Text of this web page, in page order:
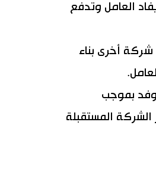
العامل وتدفع
شركة أخرى بناء
بموجب
المستقبلة